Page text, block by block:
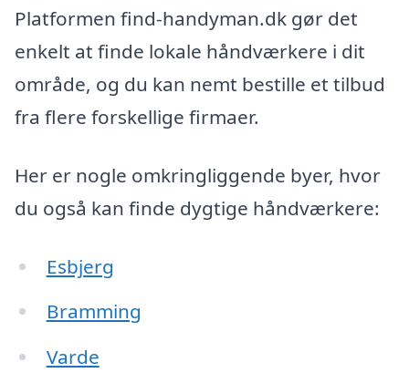
Platformen find-handyman.dk gør det
enkelt at finde lokale håndværkere i dit
område, og du kan nemt bestille et tilbud
fra flere forskellige firmaer.
Her er nogle omkringliggende byer, hvor
du også kan finde dygtige håndværkere:
Esbjerg
Bramming
Varde